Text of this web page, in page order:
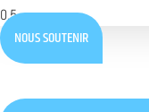
NOUS SOUTENIR